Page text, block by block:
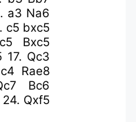
a3 Na6
c5 bxc5
Bxc5
17. Qc3
Rae8
Bc6
24. Qxf5